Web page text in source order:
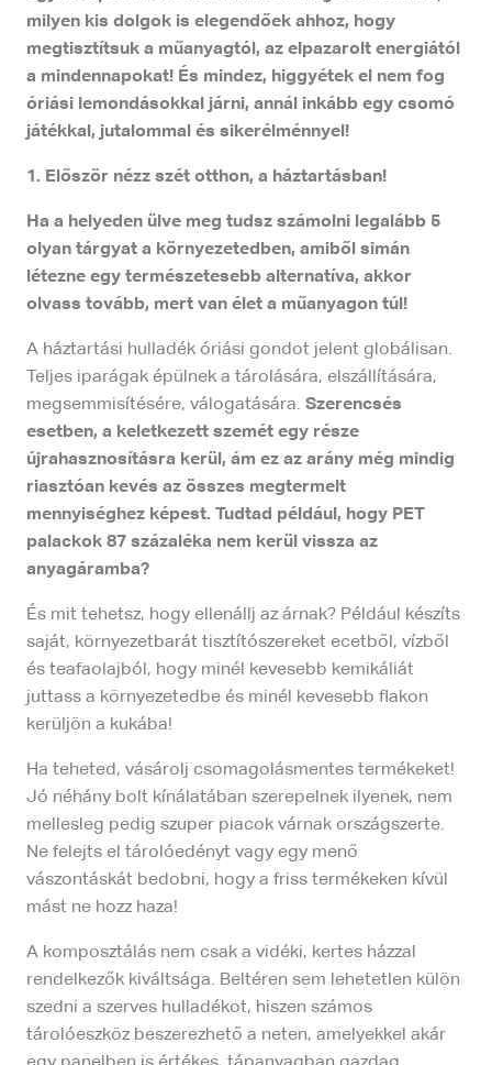
milyen kis dolgok is elegendőek ahhoz, hogy
megtisztítsuk a műanyagtól, az elpazarolt energiától
a mindennapokat! És mindez, higgyétek el nem fog
óriási lemondásokkal járni, annál inkább egy csomó
játékkal, jutalommal és sikerélménnyel!
1. Először nézz szét otthon, a háztartásban!
Ha a helyeden ülve meg tudsz számolni legalább 5
olyan tárgyat a környezetedben, amiből simán
létezne egy természetesebb alternatíva, akkor
olvass tovább, mert van élet a műanyagon túl!
A háztartási hulladék óriási gondot jelent globálisan.
Teljes iparágak épülnek a tárolására, elszállítására,
megsemmisítésére, válogatására. Szerencsés
esetben, a keletkezett szemét egy része
újrahasznosításra kerül, ám ez az arány még mindig
riasztóan kevés az összes megtermelt
mennyiséghez képest. Tudtad például, hogy PET
palackok 87 százaléka nem kerül vissza az
anyagáramba?
És mit tehetsz, hogy ellenállj az árnak? Például készíts
saját, környezetbarát tisztítószereket ecetből, vízből
és teafaolajból, hogy minél kevesebb kemikáliát
juttass a környezetedbe és minél kevesebb flakon
kerüljön a kukába!
Ha teheted, vásárolj csomagolásmentes termékeket!
Jó néhány bolt kínálatában szerepelnek ilyenek, nem
mellesleg pedig szuper piacok várnak országszerte.
Ne felejts el tárolóedényt vagy egy menő
vászontáskát bedobni, hogy a friss termékeken kívül
mást ne hozz haza!
A komposztálás nem csak a vidéki, kertes házzal
rendelkezők kiváltsága. Beltéren sem lehetetlen külön
szedni a szerves hulladékot, hiszen számos
tárolóeszköz beszerezhető a neten, amelyekkel akár